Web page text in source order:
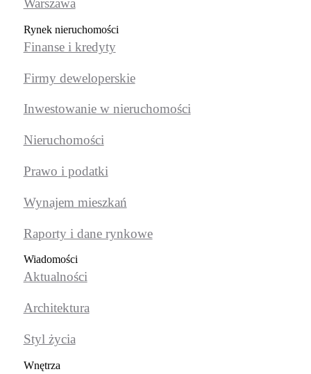
Warszawa
Rynek nieruchomości
Finanse i kredyty
Firmy deweloperskie
Inwestowanie w nieruchomości
Nieruchomości
Prawo i podatki
Wynajem mieszkań
Raporty i dane rynkowe
Wiadomości
Aktualności
Architektura
Styl życia
Wnętrza